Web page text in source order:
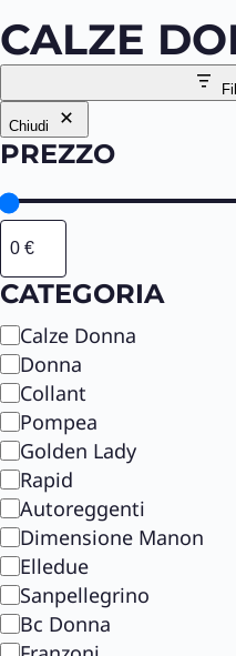
CALZE
Chiudi
PREZZO
CATEGORIA
C
a
t
e
g
o
r
i
a
Calze Donna
Donna
Collant
Pompea
Golden Lady
Rapid
Autoreggenti
Dimensione Manon
Elledue
Sanpellegrino
Bc Donna